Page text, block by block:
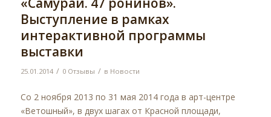
Выступление в рамках
интерактивной программы
выставки
25.01.2014 / 0 Отзывы / в Новости
Со 2 ноября 2013 по 31 мая 2014 года в арт-центре
«Ветошный», в двух шагах от Красной площади,